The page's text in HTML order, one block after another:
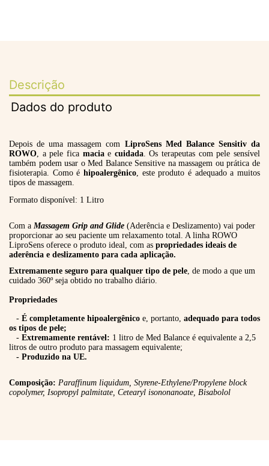
Descrição
Dados do produto
Depois de uma massagem com LiproSens Med Balance Sensitiv da
ROWO, a pele fica maciae cuidada. Os terapeutas com pele sensível
também podem usar o Med Balance Sensitive na massagem ou prática de
fisioterapia. Como é hipoalergênico, este produto é adequado a muitos
tipos de massagem.
Formato disponível: 1 Litro
Com a Massagem Grip and Glide (Aderência e Deslizamento) vai poder
proporcionar ao seu paciente um relaxamento total. A linha ROWO
LiproSens oferece o produto ideal, com as propriedades ideais de
aderência e deslizamento para cada aplicação.
Extremamente seguro para qualquer tipo de pele, de modo a que um
cuidado 360º seja obtido no trabalho diário.
Propriedades
- É completamente hipoalergênico e, portanto, adequado para todos
os tipos de pele;
- Extremamente rentável: 1 litro de Med Balance é equivalente a 2,5
litros de outro produto para massagem equivalente;
- Produzido na UE.
Composição: Paraffinum liquidum, Styrene-Ethylene/Propylene block
copolymer, Isopropyl palmitate, Cetearyl isononanoate, Bisabolol